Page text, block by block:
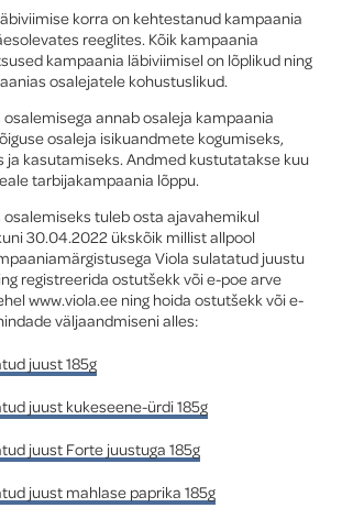
korra on kehtestanud kampaania
reeglites. Kõik kampaania
kampaania läbiviimisel on lõplikud ning
osalejatele kohustuslikud.
osalemisega annab osaleja kampaania
osaleja isikuandmete kogumiseks,
ja kasutamiseks. Andmed kustutatakse kuu
tarbijakampaania lõppu.
osalemiseks tuleb osta ajavahemikul
30.04.2022 ükskõik millist allpool
Viola sulatatud juustu
registreerida ostutšekk või e-poe arve
www.viola.ee ning hoida ostutšekk või e-
väljaandmiseni alles:
juust 185g
juust kukeseene-ürdi 185g
juust Forte juustuga 185g
juust mahlase paprika 185g